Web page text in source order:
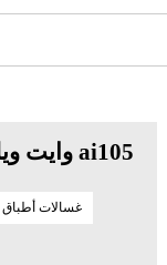
وايت ويل غسالة أطباق 6 أفراد لون أسود ai105
غسالات أطباق